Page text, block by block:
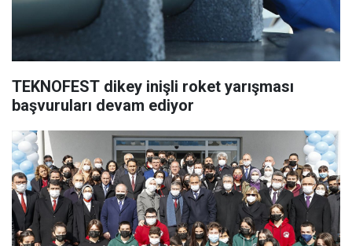
TEKNOFEST dikey inişli roket yarışması
başvuruları devam ediyor